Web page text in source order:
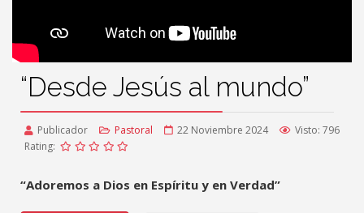
“Desde Jesús al mundo”
Publicador Pastoral 22 Noviembre 2024
Visto: 796
Rating:
“Adoremos a Dios en Espíritu y en Verdad”